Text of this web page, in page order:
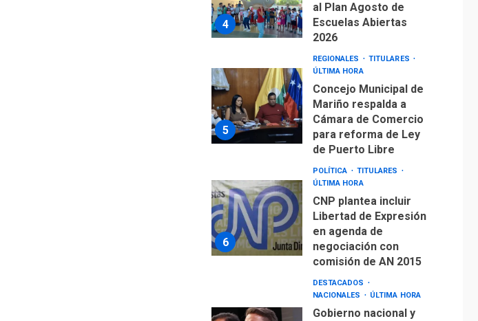
4
al Plan Agosto de
Escuelas Abiertas
2026
5
REGIONALES
TITULARES
ÚLTIMA HORA
Concejo Municipal de
Mariño respalda a
Cámara de Comercio
para reforma de Ley
de Puerto Libre
6
POLÍTICA
TITULARES
ÚLTIMA HORA
CNP plantea incluir
Libertad de Expresión
en agenda de
negociación con
comisión de AN 2015
DESTACADOS
NACIONALES
ÚLTIMA HORA
Gobierno nacional y